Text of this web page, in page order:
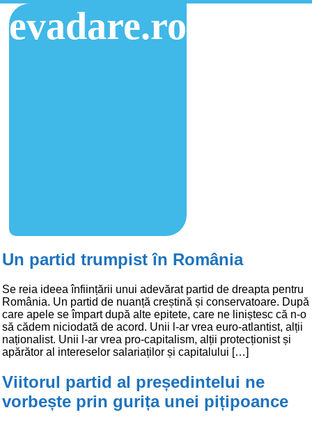
evadare.ro
Un partid trumpist în România
Se reia ideea înființării unui adevărat partid de dreapta pentru
România. Un partid de nuanță creștină și conservatoare. După
care apele se împart după alte epitete, care ne liniștesc că n-o
să cădem niciodată de acord. Unii l-ar vrea euro-atlantist, alții
naționalist. Unii l-ar vrea pro-capitalism, alții protecționist și
apărător al intereselor salariaților și capitalului […]
Viitorul partid al președintelui ne
vorbește prin gurița unei pițipoance